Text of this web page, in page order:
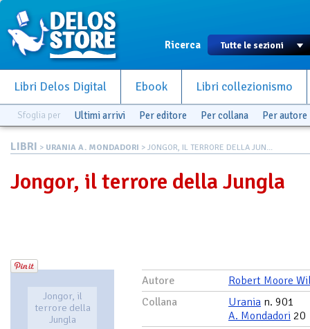
Ricerca
Libri Delos Digital Ebook Libri collezionismo
Sfoglia per Ultimi arrivi Per editore Per collana Per autore
LIBRI > URANIA A. MONDADORI > JONGOR, IL TERRORE DELLA JUN...
Jongor, il terrore della Jungla
Jongor, il
terrore della
Jungla
Autore
Robert Moore
Collana
Urania n. 901
A. Mondadori 20